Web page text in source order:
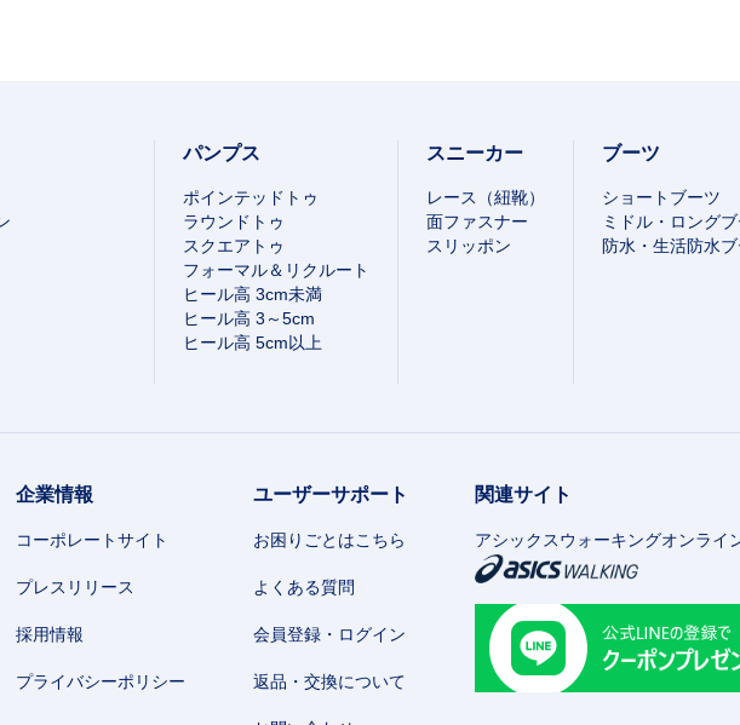
パンプス
ポインテッドトゥ
ラウンドトゥ
スクエアトゥ
フォーマル＆リクルート
ヒール高 3cm未満
ヒール高 3～5cm
ヒール高 5cm以上
スニーカー
レース（紐靴）
面ファスナー
スリッポン
ブーツ
ショートブーツ
ミドル・ロング
防水・生活防水
企業情報
コーポレートサイト
プレスリリース
採用情報
プライバシーポリシー
ユーザーサポート
お困りごとはこちら
よくある質問
会員登録・ログイン
返品・交換について
関連サイト
アシックスウォーキングオンライ